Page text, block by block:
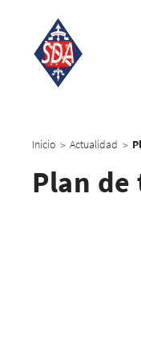
Inicio > Actualidad >
Plan